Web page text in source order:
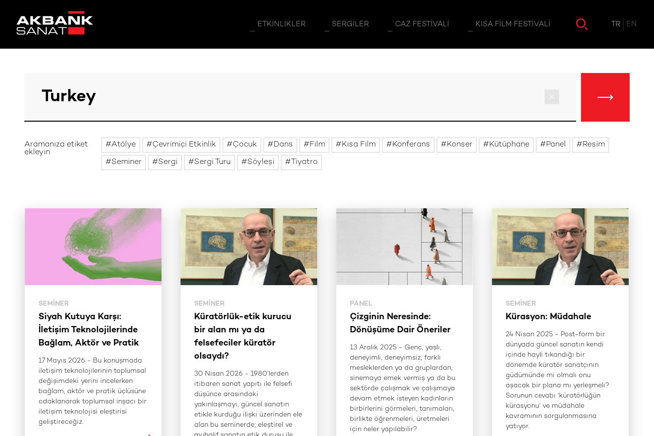
ETKINLIKLER SERGILER CAZ FESTIVALI KISA FILM FESTIVALI TR EN
Aramanıza etiket
ekleyin
Atölye Çevrimiçi Etkinlik Çocuk Dans Film Kısa Film Konferans Konser Kütüphane Panel Resim
Seminer Sergi Sergi Turu Söyleşi Tiyatro
SEMINER
Siyah Kutuya Karşı:
İletişim Teknolojilerinde
Bağlam, Aktör ve Pratik
17 Mayıs 2026 - Bu konuşmada
iletişim teknolojilerinin toplumsal
değişimdeki yerini incelerken
bağlam, aktör ve pratik üçlüsüne
odaklanarak toplumsal inşacı bir
iletişim teknolojisi eleştirisi
geliştireceğiz.
SEMINER
Küratörlük-etik kurucu
bir alan mı ya da
felsefeciler küratör
olsaydı?
30 Nisan 2026 - 1980’lerden
itibaren sanat yapıtı ile felsefi
düşünce arasındaki
yakınlaşmayı, güncel sanatın
etikle kurduğu ilişki üzerinden ele
alan bu seminerde; eleştirel ve
PANEL
Çizginin Neresinde:
Dönüşüme Dair Öneriler
13 Aralık 2025 - Genç, yaşlı,
deneyimli, deneyimsiz, farklı
mesleklerden ya da gruplardan,
sinemaya emek vermiş ya da bu
sektörde çalışmak ve çalışmaya
devam etmek isteyen kadınların
birbirlerini görmeleri, tanımaları,
birlikte öğrenmeleri, üretmeleri
için neler yapılabilir?
SEMINER
Kürasyon: Müdahale
24 Nisan 2025 - Post-form bir
dünyada güncel sanatın kendi
içinde hayli tıkandığı bir
dönemde küratör sanatçının
güdümünde mi olmalı onu
aşacak bir plana mı yerleşmeli?
Sorunun cevabı ‘küratörlüğün
kürasyonu’ ve müdahale
kavramının sorgulanmasına
yatıyor.